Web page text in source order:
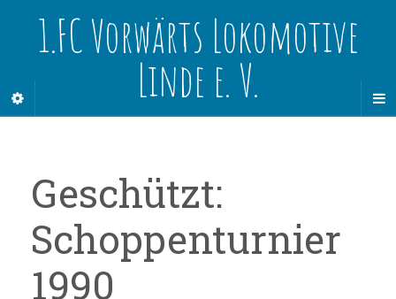
1.FC Vorwärts Lokomotive
Linde e. V.
Geschützt:
Schoppenturnier
1990